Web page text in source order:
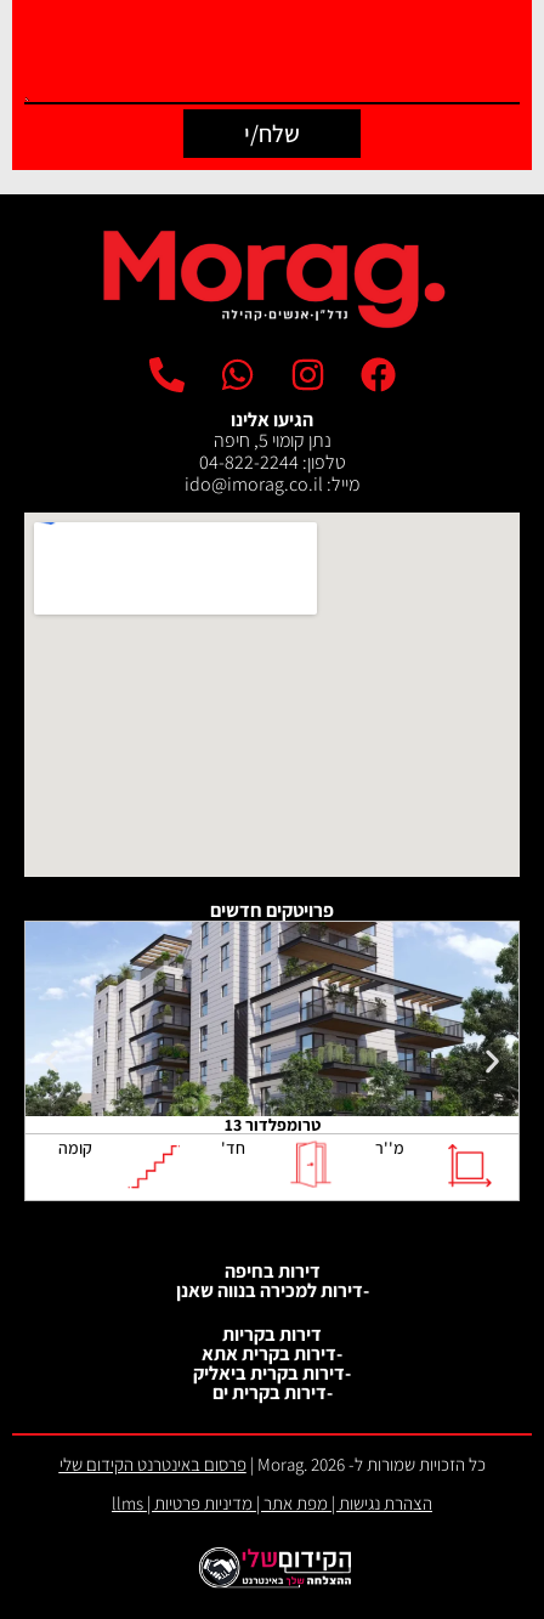
שלח/י
פרויטקים חדשים
טרומפלדור 13
מ''ר
חד' קומה
דירות בחיפה
-דירות למכירה בנווה שאנן
דירות בקריות
-דירות בקרית אתא
-דירות בקרית ביאליק
-דירות בקרית ים
הגיעו אלינו
נתן קומוי 5, חיפה
טלפון: 04-822-2244
מייל: ‫ido@imorag.co.il
כל הזכויות שמורות ל- 2026 .Morag |
פרסום באינטרנט הקידום שלי
הצהרת נגישות | מפת אתר | מדיניות פרטיות |
llms